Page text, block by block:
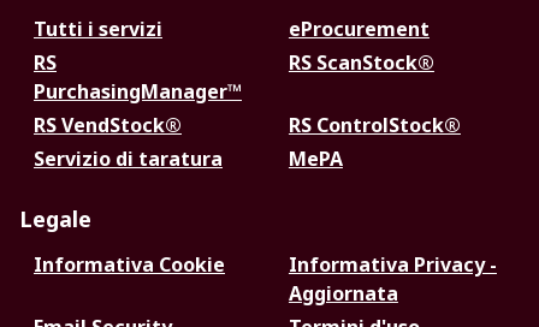
Tutti i servizi
eProcurement
RS
PurchasingManager™
RS ScanStock®
RS VendStock®
RS ControlStock®
Servizio di taratura
MePA
Legale
Informativa Cookie
Informativa Privacy -
Aggiornata